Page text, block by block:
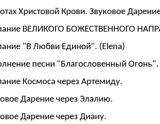
Христовой Крови. Звуковое
ВЕЛИКОГО БОЖЕСТВЕННОГО
"В Любви Единой". (Elena)
песни "Благословенный Огонь".
Космоса через Артемиду.
Дарение через Элалию.
Дарение через Диану.